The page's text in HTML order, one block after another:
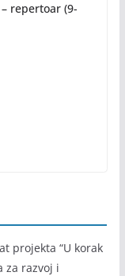
od 7. do 9.
projekta “U korak
za razvoj i